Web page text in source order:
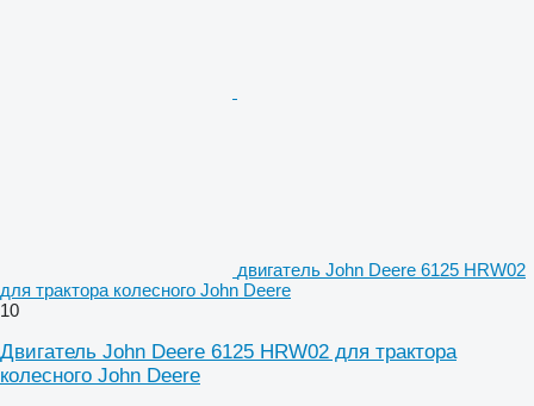
двигатель John Deere 6125 HRW02
для трактора колесного John Deere
10
Двигатель John Deere 6125 HRW02 для трактора
колесного John Deere